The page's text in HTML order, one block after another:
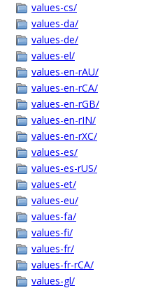
values-cs/
values-da/
values-de/
values-el/
values-en-rAU/
values-en-rCA/
values-en-rGB/
values-en-rIN/
values-en-rXC/
values-es/
values-es-rUS/
values-et/
values-eu/
values-fa/
values-fi/
values-fr/
values-fr-rCA/
values-gl/